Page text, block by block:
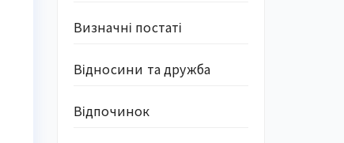
Визначні постаті
Відносини та дружба
Відпочинок